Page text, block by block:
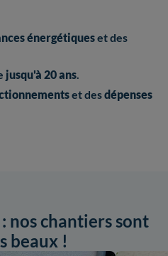
énergétiqueset des
jusqu'à 20 ans.
et desdépenses
nos chantiers sont
beaux !